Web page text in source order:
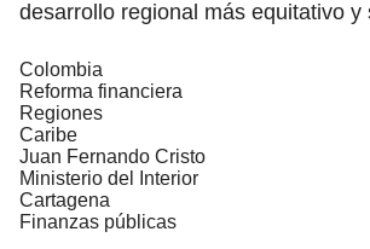
desarrollo regional más equitativo y
Colombia
Reforma financiera
Regiones
Caribe
Juan Fernando Cristo
Ministerio del Interior
Cartagena
Finanzas públicas